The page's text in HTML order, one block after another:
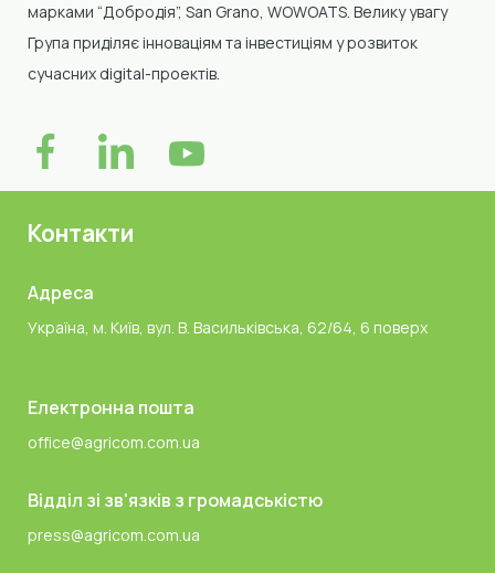
марками “Добродія”, San Grano, WOWOATS. Велику увагу
Група приділяє інноваціям та інвестиціям у розвиток
сучасних digital-проектів.
Контакти
Адреса
Україна, м. Київ, вул. В. Васильківська, 62/64, 6 поверх
Електронна пошта
office@agricom.com.ua
Відділ зі зв'язків з громадськістю
press@agricom.com.ua